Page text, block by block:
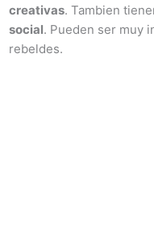
creativas. Tambien
social. Pueden ser muy
rebeldes.